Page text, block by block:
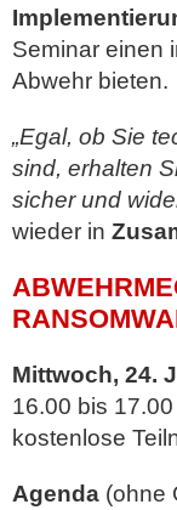
Seminar einen
Abwehr bieten.
„Egal, ob Sie
sind, erhalten
sicher und
wieder in
Mittwoch, 24.
16.00 bis 17.00
kostenlose
Agenda (ohne